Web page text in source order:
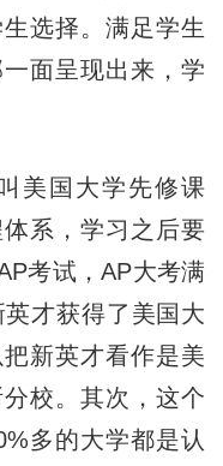
选择。满足学生
面呈现出来，学
国大学先修课
系，学习之后要
考试，AP大考满
才获得了美国大
新英才看作是美
校。其次，这个
多的大学都是认